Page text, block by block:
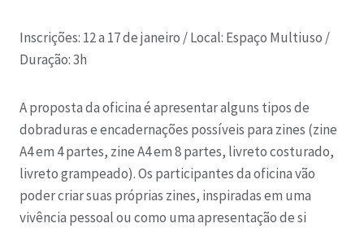
Inscrições: 12 a 17 de janeiro / Local: Espaço Multiuso /
Duração: 3h
A proposta da oficina é apresentar alguns tipos de
dobraduras e encadernações possíveis para zines (zine
A4 em 4 partes, zine A4 em 8 partes, livreto costurado,
livreto grampeado). Os participantes da oficina vão
poder criar suas próprias zines, inspiradas em uma
vivência pessoal ou como uma apresentação de si